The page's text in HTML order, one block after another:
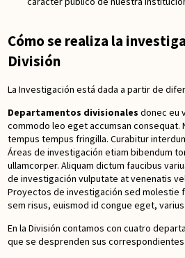
Cómo se realiza la
División
La Investigación está dada a partir de
Departamentos divisionales donec eu
commodo leo eget accumsan consequat.
tempus tempus fringilla. Curabitur
Áreas de investigación etiam bibendum
ullamcorper. Aliquam dictum faucibus
de investigación vulputate at venenatis
Proyectos de investigación sed molestie
sem risus, euismod id congue eget, varius
En la División contamos con cuatro
que se desprenden sus